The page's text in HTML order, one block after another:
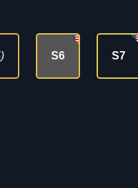
S6 S7